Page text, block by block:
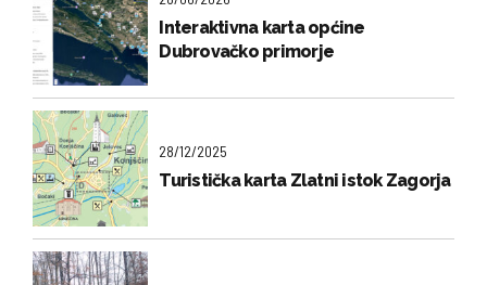
Interaktivna karta općine
Dubrovačko primorje
28/12/2025
Turistička karta Zlatni istok Zagorja